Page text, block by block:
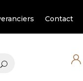
Contact